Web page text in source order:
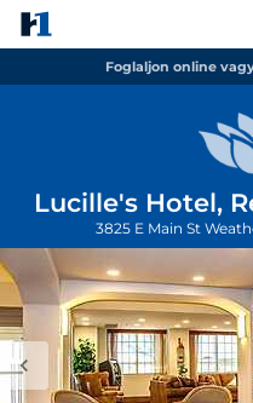
Foglaljon online
Lucille's Hotel,
3825 E Main St